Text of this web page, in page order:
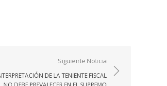
Siguiente Noticia
DE LA TENIENTE FISCAL